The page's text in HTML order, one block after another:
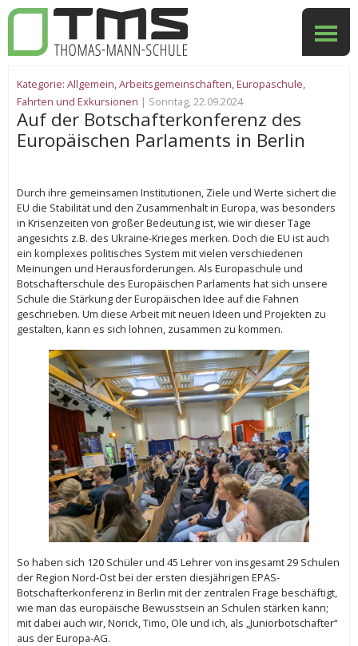
Kategorie: Allgemein,Arbeitsgemeinschaften,Europaschule,
Fahrten und Exkursionen | Sonntag, 22.09.2024
Auf der Botschafterkonferenz des
Europäischen Parlaments in Berlin
Durch ihre gemeinsamen Institutionen, Ziele und Werte sichert die
EU die Stabilität und den Zusammenhalt in Europa, was besonders
in Krisenzeiten von großer Bedeutung ist, wie wir dieser Tage
angesichts z.B. des Ukraine-Krieges merken. Doch die EU ist auch
ein komplexes politisches System mit vielen verschiedenen
Meinungen und Herausforderungen. Als Europaschule und
Botschafterschule des Europäischen Parlaments hat sich unsere
Schule die Stärkung der Europäischen Idee auf die Fahnen
geschrieben. Um diese Arbeit mit neuen Ideen und Projekten zu
gestalten, kann es sich lohnen, zusammen zu kommen.
So haben sich 120 Schüler und 45 Lehrer von insgesamt 29 Schulen
der Region Nord-Ost bei der ersten diesjährigen EPAS-
Botschafterkonferenz in Berlin mit der zentralen Frage beschäftigt,
wie man das europäische Bewusstsein an Schulen stärken kann;
mit dabei auch wir, Norick, Timo, Ole und ich, als „Juniorbotschafter“
aus der Europa-AG.